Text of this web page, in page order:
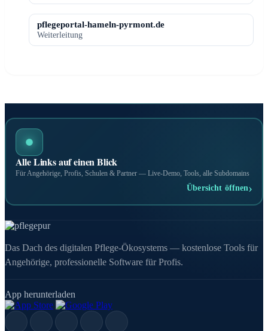
pflegeportal-hameln-pyrmont.de
Weiterleitung
Alle Links auf einen Blick
Für Angehörige, Profis, Schulen & Partner — Live-Demo, Tools, alle Subdomains
Übersicht öffnen›
Das Dach des digitalen Pflege-Ökosystems — kostenlose Tools für
Angehörige, professionelle Software für Profis.
App herunterladen